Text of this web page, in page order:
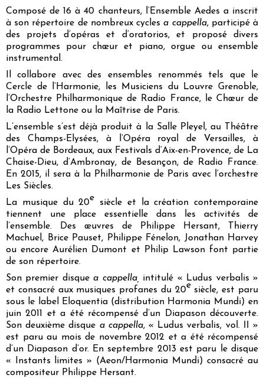
Composé de 16 à 40 chanteurs, l’Ensemble Aedes a inscrit
à son répertoire de nombreux cyclesa cappella, participé à
des projets d’opéras et d’oratorios, et proposé divers
programmes pour chœur et piano, orgue ou ensemble
instrumental.
Il collabore avec des ensembles renommés tels que le
Cercle de l’Harmonie, les Musiciens du Louvre Grenoble,
l’Orchestre Philharmonique de Radio France, le Chœur de
la Radio Lettone ou la Maîtrise de Paris.
L’ensemble s’est déjà produit à la Salle Pleyel, au Théâtre
des Champs-Elysées, à l’Opéra royal de Versailles, à
l’Opéra de Bordeaux, aux Festivals d’Aix-en-Provence, de La
Chaise-Dieu, d’Ambronay, de Besançon, de Radio France.
En 2015, il sera à la Philharmonie de Paris avec l’orchestre
Les Siècles.
La musique du 20e siècle et la création contemporaine
tiennent une place essentielle dans les activités de
l’ensemble. Des œuvres de Philippe Hersant, Thierry
Machuel, Brice Pauset, Philippe Fénelon, Jonathan Harvey
ou encore Aurélien Dumont et Philip Lawson font partie
de son répertoire.
Son premier disquea cappella,
intitulé « Ludus verbalis »
et consacré aux musiques profanes du 20e siècle, est paru
sous le label Eloquentia (distribution Harmonia Mundi) en
juin 2011 et a été récompensé d’un Diapason découverte.
Son deuxième disque a cappella, « Ludus verbalis, vol. II »
est paru au mois de novembre 2012 et a été récompensé
d’un Diapason d’or. En septembre 2013 est paru le disque
« Instants limites » (Aeon/Harmonia Mundi) consacré au
compositeur Philippe Hersant.